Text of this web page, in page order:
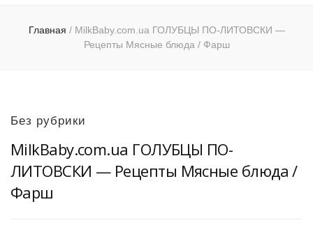
Главная / MilkBaby.com.ua ГОЛУБЦЫ ПО-ЛИТОВСКИ —
Рецепты Мясные блюда / Фарш
Без рубрики
MilkBaby.com.ua ГОЛУБЦЫ ПО-
ЛИТОВСКИ — Рецепты Мясные блюда /
Фарш